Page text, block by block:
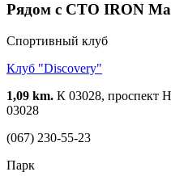
Рядом с СТО IRON
Спортивный клуб
Клуб "Discovery"
1,09 km. К 03028, проспект
03028
(067) 230-55-23
Парк